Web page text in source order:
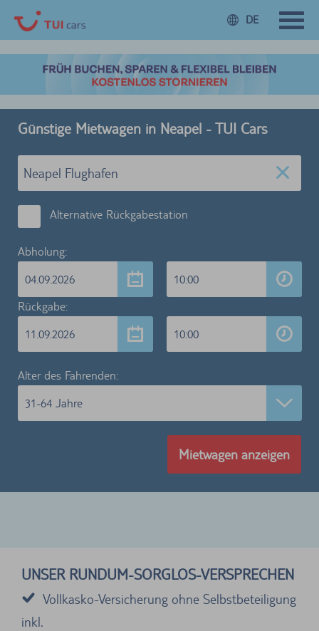
DE
Günstige Mietwagen in Neapel - TUI Cars
Alternative Rückgabestation
Abholung:
04.09.2026
10:00
Rückgabe:
11.09.2026
10:00
Alter des Fahrenden:
31-64 Jahre
Mietwagen anzeigen
UNSER RUNDUM-SORGLOS-VERSPRECHEN
Vollkasko-Versicherung ohne Selbstbeteiligung
inkl.